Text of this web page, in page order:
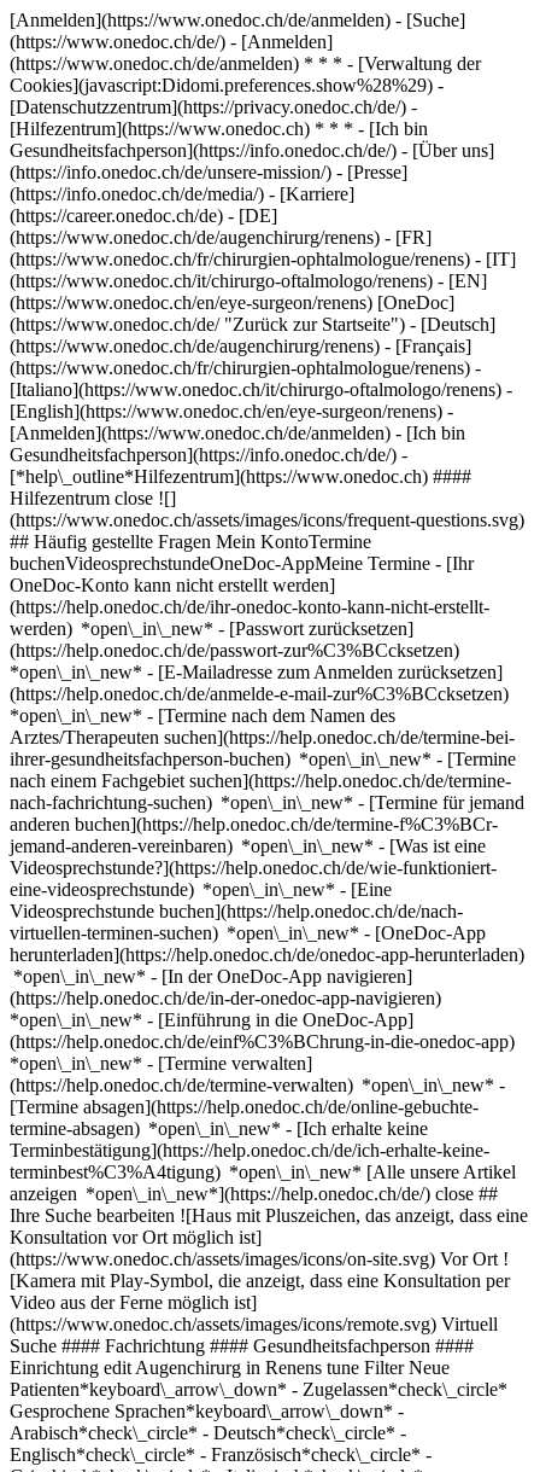
[Anmelden](https://www.onedoc.ch/de/anmelden) - [Suche]
(https://www.onedoc.ch/de/) - [Anmelden]
(https://www.onedoc.ch/de/anmelden) * * * - [Verwaltung der
Cookies](javascript:Didomi.preferences.show%28%29) -
[Datenschutzzentrum](https://privacy.onedoc.ch/de/) -
[Hilfezentrum](https://www.onedoc.ch) * * * - [Ich bin
Gesundheitsfachperson](https://info.onedoc.ch/de/) - [Über uns]
(https://info.onedoc.ch/de/unsere-mission/) - [Presse]
(https://info.onedoc.ch/de/media/) - [Karriere]
(https://career.onedoc.ch/de) - [DE]
(https://www.onedoc.ch/de/augenchirurg/renens) - [FR]
(https://www.onedoc.ch/fr/chirurgien-ophtalmologue/renens) - [IT]
(https://www.onedoc.ch/it/chirurgo-oftalmologo/renens) - [EN]
(https://www.onedoc.ch/en/eye-surgeon/renens) [OneDoc]
(https://www.onedoc.ch/de/ "Zurück zur Startseite") - [Deutsch]
(https://www.onedoc.ch/de/augenchirurg/renens) - [Français]
(https://www.onedoc.ch/fr/chirurgien-ophtalmologue/renens) -
[Italiano](https://www.onedoc.ch/it/chirurgo-oftalmologo/renens) -
[English](https://www.onedoc.ch/en/eye-surgeon/renens) -
[Anmelden](https://www.onedoc.ch/de/anmelden) - [Ich bin
Gesundheitsfachperson](https://info.onedoc.ch/de/) -
[*help\_outline*Hilfezentrum](https://www.onedoc.ch) ####
Hilfezentrum close ![]
(https://www.onedoc.ch/assets/images/icons/frequent-questions.svg)
## Häufig gestellte Fragen Mein KontoTermine
buchenVideosprechstundeOneDoc-AppMeine Termine - [Ihr
OneDoc-Konto kann nicht erstellt werden]
(https://help.onedoc.ch/de/ihr-onedoc-konto-kann-nicht-erstellt-
werden) *open\_in\_new* - [Passwort zurücksetzen]
(https://help.onedoc.ch/de/passwort-zur%C3%BCcksetzen)
*open\_in\_new* - [E-Mailadresse zum Anmelden zurücksetzen]
(https://help.onedoc.ch/de/anmelde-e-mail-zur%C3%BCcksetzen)
*open\_in\_new* - [Termine nach dem Namen des
Arztes/Therapeuten suchen](https://help.onedoc.ch/de/termine-bei-
ihrer-gesundheitsfachperson-buchen) *open\_in\_new* - [Termine
nach einem Fachgebiet suchen](https://help.onedoc.ch/de/termine-
nach-fachrichtung-suchen) *open\_in\_new* - [Termine für jemand
anderen buchen](https://help.onedoc.ch/de/termine-f%C3%BCr-
jemand-anderen-vereinbaren) *open\_in\_new* - [Was ist eine
Videosprechstunde?](https://help.onedoc.ch/de/wie-funktioniert-
eine-videosprechstunde) *open\_in\_new* - [Eine
Videosprechstunde buchen](https://help.onedoc.ch/de/nach-
virtuellen-terminen-suchen) *open\_in\_new* - [OneDoc-App
herunterladen](https://help.onedoc.ch/de/onedoc-app-herunterladen)
*open\_in\_new* - [In der OneDoc-App navigieren]
(https://help.onedoc.ch/de/in-der-onedoc-app-navigieren)
*open\_in\_new* - [Einführung in die OneDoc-App]
(https://help.onedoc.ch/de/einf%C3%BChrung-in-die-onedoc-app)
*open\_in\_new* - [Termine verwalten](https://help.onedoc.ch/de/termine-verwalten) *open\_in\_new* - [Termine absagen](https://help.onedoc.ch/de/online-gebuchte-termine-absagen) *open\_in\_new* - [Ich erhalte keine Terminbestätigung](https://help.onedoc.ch/de/ich-erhalte-keine-terminbest%C3%A4tigung) *open\_in\_new* [Alle unsere Artikel anzeigen *open\_in\_new*](https://help.onedoc.ch/de/) close ## Ihre Suche bearbeiten ![Haus mit Pluszeichen, das anzeigt, dass eine Konsultation vor Ort möglich ist](https://www.onedoc.ch/assets/images/icons/on-site.svg) Vor Ort ![Kamera mit Play-Symbol, die anzeigt, dass eine Konsultation per Video aus der Ferne möglich ist](https://www.onedoc.ch/assets/images/icons/remote.svg) Virtuell Suche #### Fachrichtung #### Gesundheitsfachperson #### Einrichtung edit Augenchirurg in Renens tune Filter Neue Patienten*keyboard\_arrow\_down* - Zugelassen*check\_circle* Gesprochene Sprachen*keyboard\_arrow\_down* - Arabisch*check\_circle* - Deutsch*check\_circle* - Englisch*check\_circle* - Französisch*check\_circle* - Griechisch*check\_circle* - Italienisch*check\_circle* - Persisch*check\_circle* - Portugiesisch*check\_circle* - Spanisch*check\_circle* Geschlecht*keyboard\_arrow\_down* - Weiblich*check\_circle* - Männlich*check\_circle* Netzwerk*keyboard\_arrow\_down* - Hirslanden*check\_circle* Verfügbarkeit*keyboard\_arrow\_down* - Heute*check\_circle* - In den nächsten 3 Tagen*check\_circle* - In den nächsten 7 Tagen*check\_circle* - In den nächsten 14 Tagen*check\_circle* # Augenchirurgie in Renens: Buchen Sie heute Ihren Termin online ## 2 Ergebnisse in Renens [![Dr. Leïla Sekkat, Augenärztin in Renens](https://assets.onedoc.ch/images/users/9f9b2d006b9b54811b2c9fa8db68e6379835a30115922917abe3b76fa8bcb6be-small.jpg "Dr. Leïla Sekkat, Augenärztin in Renens")](https://www.onedoc.ch/de/augenarztin/renens/pimw/dr-leila-sekkat) ### [Dr. Leïla Sekkat](https://www.onedoc.ch/de/augenarztin/renens/pimw/dr-leila-sekkat) [Augenärztin](https://www.onedoc.ch/de/augenarzt/renens), Augenchirurgin [Cabinet Dre. Sekkat Leïla](https://www.onedoc.ch/de/medizinische-praxis/renens/ecqs/cabinet-dre-sekkat-leila) Place de la Gare 16 1020 Renens ![Dr. Leïla Sekkat ist bei Hirslanden angeschlossen](https://assets.onedoc.ch/images/networks/logos/7a9c24ef8e66c111282a51999a6cedf6d489b2b7daf5ce11d914499004b82a1b-small.png) ![Patient mit Pluszeichen, der anzeigt, dass neue Patienten angenommen werden](https://www.onedoc.ch/assets/images/icons/new-patients.svg)Akzeptiert neue Patienten [Termin buchen](https://www.onedoc.ch/de/augenarztin/renens/pimw/dr-leila-sekkat) *chevron\_left* Mo. 03 Aug. *chevron\_right* Mehr Termine anzeigen *error\_outline* Beim Laden der Verfügbarkeiten ist ein Fehler aufgetreten [Erneut versuchen](https://www.onedoc.ch) [![Dr. Amr Aref, Augenarzt in Renens](https://assets.onedoc.ch/images/users/979ea0db02f06c418487e0900a336b23a971bac4f2a650a3fa90fd546b51ce23-small.jpg "Dr. Amr Aref, Augenarzt in Renens")](https://www.onedoc.ch/de/augenarzt/renens/pc234/dr-amr-aref) ### [Dr. Amr Aref](https://www.onedoc.ch/de/augenarzt/renens/pc234/dr-amr-aref) ![Abzeichen, das ein verifiziertes Profil kennzeichnet](https://www.onedoc.ch/assets/images/icons/checkmark.svg) [Augenarzt](https://www.onedoc.ch/de/augenarzt/renens), Augenchirurg [Centre de l'Oeil - Renens](https://www.onedoc.ch/de/medizinisches-zentrum/renens/ebezv/centre-de-l-oeil-renens) Rue du Midi 15 1020 Renens ![Patient mit Pluszeichen, der anzeigt, dass neue Patienten angenommen werden](https://www.onedoc.ch/assets/images/icons/new-patients.svg)Akzeptiert neue Patienten [Termin buchen](https://www.onedoc.ch/de/augenarzt/renens/pc234/dr-amr-aref) Expertisen:[Katarakt-Chirurgie | Grauer Star-Operation](https://www.onedoc.ch/de/katarakt-chirurgie-grauer-star-operation/renens), [Katarakt | Grauer Star](https://www.onedoc.ch/de/katarakt-grauer-star/renens), [Sehstörung](https://www.onedoc.ch/de/sehstorung/renens)Mehr anzeigen *chevron\_left* Mo. 03 Aug. *chevron\_right* Mehr Termine anzeigen *error\_outline* Beim Laden der Verfügbarkeiten ist ein Fehler aufgetreten [Erneut versuchen](https://www.onedoc.ch) Expertisen:[Katarakt-Chirurgie | Grauer Star-Operation](https://www.onedoc.ch/de/katarakt-chirurgie-grauer-star-operation/renens), [Katarakt | Grauer Star](https://www.onedoc.ch/de/katarakt-grauer-star/renens), [Sehstörung](https://www.onedoc.ch/de/sehstorung/renens)Mehr anzeigen ## __Augenchirurgen__ in der Umgebung von __Renens__: Andere Gesundheitsfachpersonen können Online gebucht werden [![Dr. Arthur Hammer, Augenarzt in Lausanne](https://assets.onedoc.ch/images/users/f55c33ff2867106e567b5f00e18780b2f15c995d4b6e256cada8840fc5bff559-small.jpg "Dr. Arthur Hammer, Augenarzt in Lausanne")](https://www.onedoc.ch/de/augenarzt/lausanne/pcz0z/dr-arthur-hammer) ### [Dr. Arthur Hammer](https://www.onedoc.ch/de/augenarzt/lausanne/pcz0z/dr-arthur-hammer) ![Abzeichen, das ein verifiziertes Profil kennzeichnet](https://www.onedoc.ch/assets/images/icons/checkmark.svg) [Augenarzt](https://www.onedoc.ch/de/augenarzt/lausanne), [Augenchirurg](https://www.onedoc.ch/de/augenchirurg/lausanne) [Swiss Visio Montchoisi](https://www.onedoc.ch/de/medizinisches-zentrum/lausanne/eqp0/swiss-visio-montchoisi) Avenue du Servan 38 1006 Lausanne ![Patient mit Pluszeichen, der anzeigt, dass neue Patienten angenommen werden](https://www.onedoc.ch/assets/images/icons/new-patients.svg)Akzeptiert neue Patienten [Termin buchen](https://www.onedoc.ch/de/augenarzt/lausanne/pcz0z/dr-arthur-hammer) Expertisen:[Katarakt | Grauer Star](https://www.onedoc.ch/de/katarakt-grauer-star/lausanne), [Refraktive Chirurgie](https://www.onedoc.ch/de/refraktive-chirurgie/lausanne), [Augencheck | Untersuchung der Sehkraft | Visustest](https://www.onedoc.ch/de/augencheck-untersuchung-der-sehkraft-visustest/lausanne), [Keratokonus | Hornhautkegel](https://www.onedoc.ch/de/keratokonus-hornhautkegel/lausanne), [Katarakt-Chirurgie | Grauer Star-Operation](https://www.onedoc.ch/de/katarakt-chirurgie-grauer-star-operation/lausanne), [Hornhautchirurgie](https://www.onedoc.ch/de/hornhautchirurgie/lausanne), [Transplantation der Hornhaut](https://www.onedoc.ch/de/transplantation-der-hornhaut/lausanne), [Glaukom | Grüner Star](https://www.onedoc.ch/de/glaukom-gruner-star/lausanne), [Kurzsichtigkeit | Myopie](https://www.onedoc.ch/de/kurzsichtigkeit-myopie/lausanne)Mehr anzeigen *chevron\_left* Mo. 03 Aug. *chevron\_right* Mehr Termine anzeigen *error\_outline* Beim Laden der Verfügbarkeiten ist ein Fehler aufgetreten [Erneut versuchen](https://www.onedoc.ch) Expertisen:[Katarakt | Grauer Star](https://www.onedoc.ch/de/katarakt-grauer-star/lausanne), [Refraktive Chirurgie](https://www.onedoc.ch/de/refraktive-chirurgie/lausanne), [Augencheck | Untersuchung der Sehkraft | Visustest](https://www.onedoc.ch/de/augencheck-untersuchung-der-sehkraft-visustest/lausanne), [Keratokonus | Hornhautkegel](https://www.onedoc.ch/de/keratokonus-hornhautkegel/lausanne), [Katarakt-Chirurgie | Grauer Star-Operation](https://www.onedoc.ch/de/katarakt-chirurgie-grauer-star-operation/lausanne), [Hornhautchirurgie](https://www.onedoc.ch/de/hornhautchirurgie/lausanne), [Transplantation der Hornhaut](https://www.onedoc.ch/de/transplantation-der-hornhaut/lausanne), [Glaukom | Grüner Star](https://www.onedoc.ch/de/glaukom-gruner-star/lausanne), [Kurzsichtigkeit | Myopie](https://www.onedoc.ch/de/kurzsichtigkeit-myopie/lausanne)Mehr anzeigen [![Dr. Yalda Sadeghi-Roulin, Augenchirurgin in Lausanne](https://assets.onedoc.ch/images/users/2a7ddd9cdd0d46a4aac82da9ef231e71a8cf0db380e4d362bb69975ff66a74cd-small.jpg "Dr. Yalda Sadeghi-Roulin, Augenchirurgin in Lausanne")](https://www.onedoc.ch/de/augenchirurgin/lausanne/pc1oy/dr-yalda-sadeghi-roulin) ### [Dr. Yalda Sadeghi-Roulin](https://www.onedoc.ch/de/augenchirurgin/lausanne/pc1oy/dr-yalda-sadeghi-roulin) ![Abzeichen, das ein verifiziertes Profil kennzeichnet](https://www.onedoc.ch/assets/images/icons/checkmark.svg) [Augenchirurgin](https://www.onedoc.ch/de/augenchirurg/lausanne) Cabinet d'ophtalmologie - Dre Yalda Sadeghi-Roulin Rue du Grand-Chêne 4 1003 Lausanne ![Patient mit Pluszeichen, der anzeigt, dass neue Patienten angenommen werden](https://www.onedoc.ch/assets/images/icons/new-patients.svg)Akzeptiert neue Patienten [Termin buchen](https://www.onedoc.ch/de/augenchirurgin/lausanne/pc1oy/dr-yalda-sadeghi-roulin) Expertisen:[Okuloplastik](https://www.onedoc.ch/de/okuloplastik/lausanne), [Blepharoplastik | Augenlidchirurgie](https://www.onedoc.ch/de/blepharoplastik-augenlidchirurgie/lausanne), [Injektion von Botulinumtoxin](https://www.onedoc.ch/de/injektion-von-botulinumtoxin/lausanne), [Chalazion | Hagelkorn](https://www.onedoc.ch/de/chalazion-hagelkorn/lausanne), [Hordeolum | Gerstenkorn](https://www.onedoc.ch/de/hordeolum-gerstenkorn/lausanne), [Tränenwegchirurgie](https://www.onedoc.ch/de/tranenwegchirurgie/lausanne), [Augencheck | Untersuchung der Sehkraft | Visustest](https://www.onedoc.ch/de/augencheck-untersuchung-der-sehkraft-visustest/lausanne), [Brille](https://www.onedoc.ch/de/brille/lausanne)Mehr anzeigen Expertisen:[Okuloplastik](https://www.onedoc.ch/de/okuloplastik/lausanne), [Blepharoplastik | Augenlidchirurgie](https://www.onedoc.ch/de/blepharoplastik-augenlidchirurgie/lausanne), [Injektion von Botulinumtoxin](https://www.onedoc.ch/de/injektion-von-botulinumtoxin/lausanne), [Chalazion | Hagelkorn](https://www.onedoc.ch/de/chalazion-hagelkorn/lausanne), [Hordeolum | Gerstenkorn](https://www.onedoc.ch/de/hordeolum-gerstenkorn/lausanne), [Tränenwegchirurgie](https://www.onedoc.ch/de/tranenwegchirurgie/lausanne), [Augencheck | Untersuchung der Sehkraft | Visustest](https://www.onedoc.ch/de/augencheck-untersuchung-der-sehkraft-visustest/lausanne), [Brille](https://www.onedoc.ch/de/brille/lausanne)Mehr anzeigen [![Dr. Filippo Borner, Augenarzt in Lausanne](https://assets.onedoc.ch/